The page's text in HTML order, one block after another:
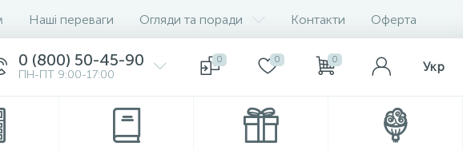
Наші переваги Огляди та поради Контакти Оферта
0 (800) 50-45-90
ПН-ПТ 9:00-17:00
0 0 0 Укр